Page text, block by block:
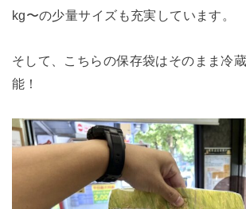
kg〜の少量サイズも充実しています。
そして、こちらの保存袋はそのまま冷
能！